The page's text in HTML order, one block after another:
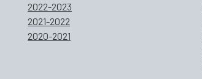
2022-2023
2021-2022
2020-2021